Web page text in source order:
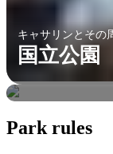
キャサリンとその
国立公園
テナントクリーク
国立公園
Park rules